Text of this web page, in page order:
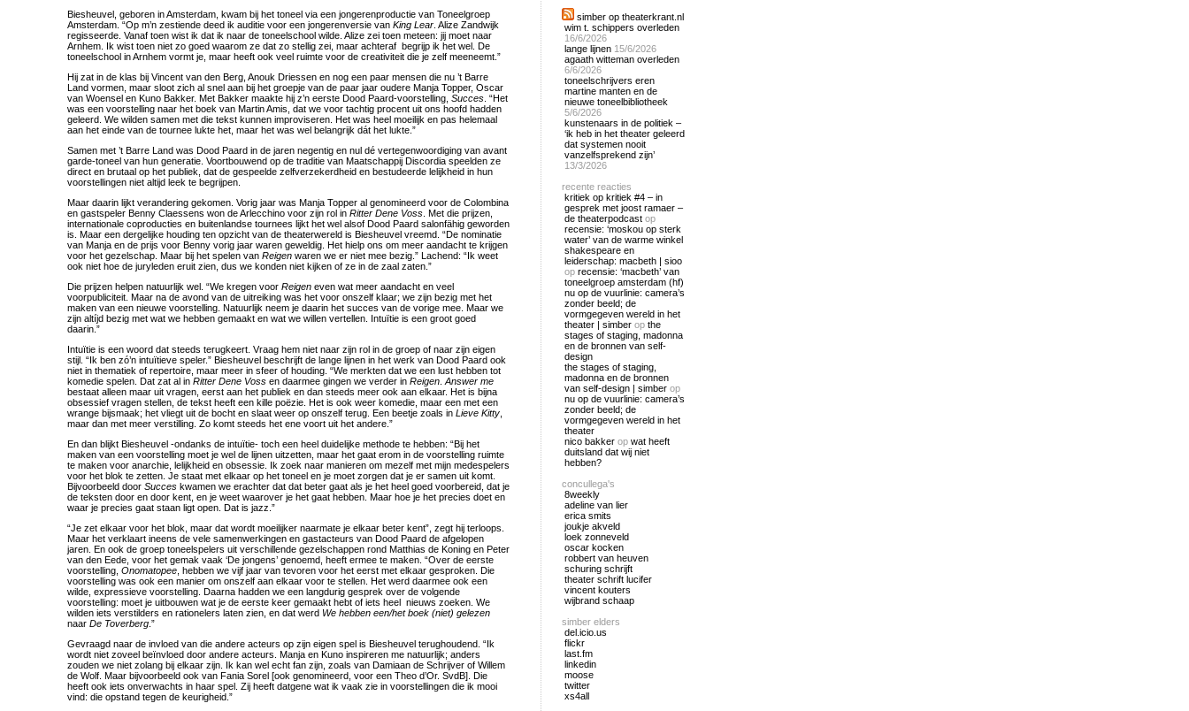
Biesheuvel, geboren in Amsterdam, kwam bij het toneel via een jongerenproductie van Toneelgroep
Amsterdam. “Op m’n zestiende deed ik auditie voor een jongerenversie van King Lear . Alize Zandwijk
regisseerde. Vanaf toen wist ik dat ik naar de toneelschool wilde. Alize zei toen meteen: jij moet naar
Arnhem. Ik wist toen niet zo goed waarom ze dat zo stellig zei, maar achteraf begrijp ik het wel. De
toneelschool in Arnhem vormt je, maar heeft ook veel ruimte voor de creativiteit die je zelf meeneemt.”
Hij zat in de klas bij Vincent van den Berg, Anouk Driessen en nog een paar mensen die nu ’t Barre
Land vormen, maar sloot zich al snel aan bij het groepje van de paar jaar oudere Manja Topper, Oscar
van Woensel en Kuno Bakker. Met Bakker maakte hij z’n eerste Dood Paard-voorstelling, Succes . “Het
was een voorstelling naar het boek van Martin Amis, dat we voor tachtig procent uit ons hoofd hadden
geleerd. We wilden samen met die tekst kunnen improviseren. Het was heel moeilijk en pas helemaal
aan het einde van de tournee lukte het, maar het was wel belangrijk dát het lukte.”
Samen met ’t Barre Land was Dood Paard in de jaren negentig en nul dé vertegenwoordiging van avant
garde-toneel van hun generatie. Voortbouwend op de traditie van Maatschappij Discordia speelden ze
direct en brutaal op het publiek, dat de gespeelde zelfverzekerdheid en bestudeerde lelijkheid in hun
voorstellingen niet altijd leek te begrijpen.
Maar daarin lijkt verandering gekomen. Vorig jaar was Manja Topper al genomineerd voor de Colombina
en gastspeler Benny Claessens won de Arlecchino voor zijn rol in Ritter Dene Voss . Met die prijzen,
internationale coproducties en buitenlandse tournees lijkt het wel alsof Dood Paard salonfähig geworden
is. Maar een dergelijke houding ten opzicht van de theaterwereld is Biesheuvel vreemd. “De nominatie
van Manja en de prijs voor Benny vorig jaar waren geweldig. Het hielp ons om meer aandacht te krijgen
voor het gezelschap. Maar bij het spelen van Reigen waren we er niet mee bezig.” Lachend: “Ik weet
ook niet hoe de juryleden eruit zien, dus we konden niet kijken of ze in de zaal zaten.”
Die prijzen helpen natuurlijk wel. “We kregen voor Reigen even wat meer aandacht en veel
voorpubliciteit. Maar na de avond van de uitreiking was het voor onszelf klaar; we zijn bezig met het
maken van een nieuwe voorstelling. Natuurlijk neem je daarin het succes van de vorige mee. Maar we
zijn altíjd bezig met wat we hebben gemaakt en wat we willen vertellen. Intuïtie is een groot goed
daarin.”
Intuïtie is een woord dat steeds terugkeert. Vraag hem niet naar zijn rol in de groep of naar zijn eigen
stijl. “Ik ben zó’n intuïtieve speler.” Biesheuvel beschrijft de lange lijnen in het werk van Dood Paard ook
niet in thematiek of repertoire, maar meer in sfeer of houding. “We merkten dat we een lust hebben tot
komedie spelen. Dat zat al in Ritter Dene Voss en daarmee gingen we verder in Reigen Answer me
bestaat alleen maar uit vragen, eerst aan het publiek en dan steeds meer ook aan elkaar. Het is bijna
obsessief vragen stellen, de tekst heeft een kille poëzie. Het is ook weer komedie, maar een met een
wrange bijsmaak; het vliegt uit de bocht en slaat weer op onszelf terug. Een beetje zoals in Lieve Kitty
maar dan met meer verstilling. Zo komt steeds het ene voort uit het andere.”
En dan blijkt Biesheuvel -ondanks de intuïtie- toch een heel duidelijke methode te hebben: “Bij het
maken van een voorstelling moet je wel de lijnen uitzetten, maar het gaat erom in de voorstelling ruimte
te maken voor anarchie, lelijkheid en obsessie. Ik zoek naar manieren om mezelf met mijn medespelers
voor het blok te zetten. Je staat met elkaar op het toneel en je moet zorgen dat je er samen uit komt.
Bijvoorbeeld door Succes kwamen we erachter dat dat beter gaat als je het heel goed voorbereid, dat je
de teksten door en door kent, en je weet waarover je het gaat hebben. Maar hoe je het precies doet en
waar je precies gaat staan ligt open. Dat is jazz.”
“Je zet elkaar voor het blok, maar dat wordt moeilijker naarmate je elkaar beter kent”, zegt hij terloops.
Maar het verklaart ineens de vele samenwerkingen en gastacteurs van Dood Paard de afgelopen
jaren. En ook de groep toneelspelers uit verschillende gezelschappen rond Matthias de Koning en Peter
van den Eede, voor het gemak vaak ‘De jongens’ genoemd, heeft ermee te maken. “Over de eerste
voorstelling, Onomatopee , hebben we vijf jaar van tevoren voor het eerst met elkaar gesproken. Die
voorstelling was ook een manier om onszelf aan elkaar voor te stellen. Het werd daarmee ook een
wilde, expressieve voorstelling. Daarna hadden we een langdurig gesprek over de volgende
voorstelling: moet je uitbouwen wat je de eerste keer gemaakt hebt of iets heel nieuws zoeken. We
wilden iets verstilders en rationelers laten zien, en dat werd We hebben een/het boek (niet) gelezen
naar De Toverberg .”
Gevraagd naar de invloed van die andere acteurs op zijn eigen spel is Biesheuvel terughoudend. “Ik
wordt niet zoveel beïnvloed door andere acteurs. Manja en Kuno inspireren me natuurlijk; anders
zouden we niet zolang bij elkaar zijn. Ik kan wel echt fan zijn, zoals van Damiaan de Schrijver of Willem
de Wolf. Maar bijvoorbeeld ook van Fania Sorel [ook genomineerd, voor een Theo d’Or. SvdB]. Die
heeft ook iets onverwachts in haar spel. Zij heeft datgene wat ik vaak zie in voorstellingen die ik mooi
vind: die opstand tegen de keurigheid.”
simber op theaterkrant.nl
wim t. schippers overleden
16/6/2026
lange lijnen 15/6/2026
agaath witteman overleden
6/6/2026
toneelschrijvers eren
martine manten en de
nieuwe toneelbibliotheek
5/6/2026
kunstenaars in de politiek –
‘ik heb in het theater geleerd
dat systemen nooit
vanzelfsprekend zijn’
13/3/2026
recente reacties
kritiek op kritiek #4 – in
gesprek met joost ramaer –
de theaterpodcast op
recensie: ‘moskou op sterk
water’ van de warme winkel
shakespeare en
leiderschap: macbeth | sioo
op recensie: ‘macbeth’ van
toneelgroep amsterdam (hf)
nu op de vuurlinie: camera’s
zonder beeld; de
vormgegeven wereld in het
theater | simber op the
stages of staging, madonna
en de bronnen van self-
design
the stages of staging,
madonna en de bronnen
van self-design | simber op
nu op de vuurlinie: camera’s
zonder beeld; de
vormgegeven wereld in het
theater
nico bakker op wat heeft
duitsland dat wij niet
hebben?
concullega's
8weekly
adeline van lier
erica smits
joukje akveld
loek zonneveld
oscar kocken
robbert van heuven
schuring schrijft
theater schrift lucifer
vincent kouters
wijbrand schaap
simber elders
del.icio.us
flickr
last.fm
linkedin
moose
twitter
xs4all